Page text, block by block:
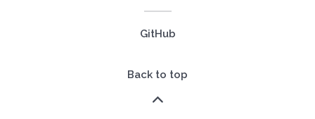
GitHub
Back to top